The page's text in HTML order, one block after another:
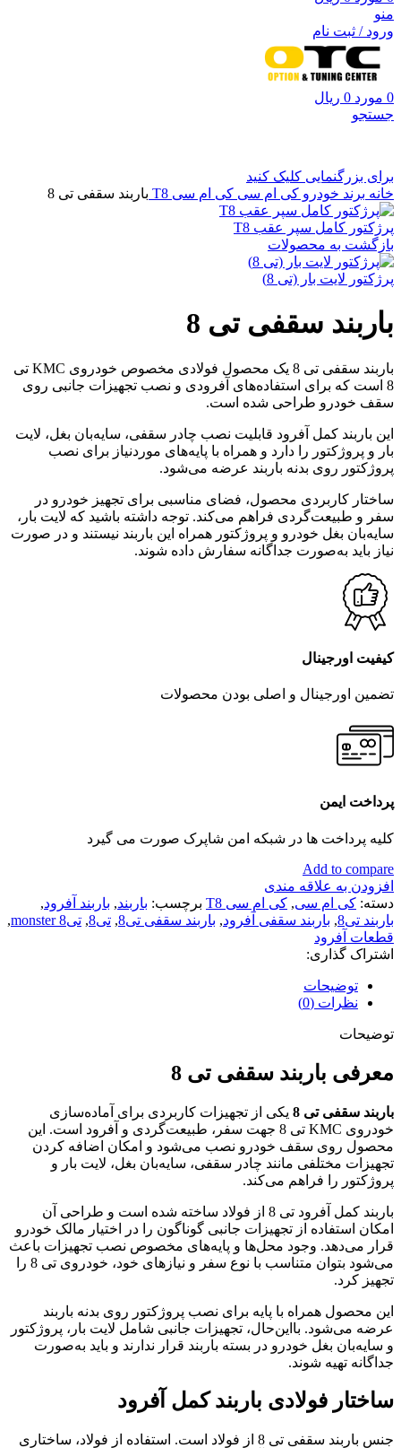
منو
ورود / ثبت نام
0 مورد 0 ریال
جستجو
برای بزرگنمایی کلیک کنید
خانه برند خودرو کی ام سی کی ام سی T8 باربند سقفی تی 8
پرژکتور کامل سپر عقب T8
بازگشت به محصولات
پرژکتور لایت بار (تی 8)
باربند سقفی تی 8
باربند سقفی تی 8 یک محصول فولادی مخصوص خودروی KMC تی
8 است که برای استفاده‌های آفرودی و نصب تجهیزات جانبی روی
سقف خودرو طراحی شده است.
این باربند کمل آفرود قابلیت نصب چادر سقفی، سایه‌بان بغل، لایت
بار و پروژکتور را دارد و همراه با پایه‌های موردنیاز برای نصب
پروژکتور روی بدنه باربند عرضه می‌شود.
ساختار کاربردی محصول، فضای مناسبی برای تجهیز خودرو در
سفر و طبیعت‌گردی فراهم می‌کند. توجه داشته باشید که لایت بار،
سایه‌بان بغل خودرو و پروژکتور همراه این باربند نیستند و در صورت
نیاز باید به‌صورت جداگانه سفارش داده شوند.
کیفیت اورجینال
تضمین اورجینال و اصلی بودن محصولات
پرداخت ایمن
کلیه پرداخت ها در شبکه امن شاپرک صورت می گیرد
Add to compare
افزودن به علاقه مندی
دسته: کی ام سی, کی ام سی T8 برچسب: باربند, باربند آفرود,
باربند تی8 , باربند سقفی آفرود, باربند سقفی تی8 , تی8 , تی8 monster
,
قطعات آفرود
اشتراک گذاری:
توضیحات
نظرات (0)
توضیحات
معرفی باربند سقفی تی 8
باربند سقفی تی 8
یکی از تجهیزات کاربردی برای آماده‌سازی
خودروی KMC تی 8 جهت سفر، طبیعت‌گردی و آفرود است. این
محصول روی سقف خودرو نصب می‌شود و امکان اضافه کردن
تجهیزات مختلفی مانند چادر سقفی، سایه‌بان بغل، لایت بار و
پروژکتور را فراهم می‌کند.
باربند کمل آفرود تی 8 از فولاد ساخته شده است و طراحی آن
امکان استفاده از تجهیزات جانبی گوناگون را در اختیار مالک خودرو
قرار می‌دهد. وجود محل‌ها و پایه‌های مخصوص نصب تجهیزات باعث
می‌شود بتوان متناسب با نوع سفر و نیازهای خود، خودروی تی 8 را
تجهیز کرد.
این محصول همراه با پایه برای نصب پروژکتور روی بدنه باربند
عرضه می‌شود. بااین‌حال، تجهیزات جانبی شامل لایت بار، پروژکتور
و سایه‌بان بغل خودرو در بسته باربند قرار ندارند و باید به‌صورت
جداگانه تهیه شوند.
ساختار فولادی باربند کمل آفرود
جنس باربند سقفی تی 8 از فولاد است. استفاده از فولاد، ساختاری